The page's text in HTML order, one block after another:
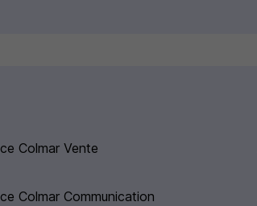
Colmar Vente
Colmar Communication